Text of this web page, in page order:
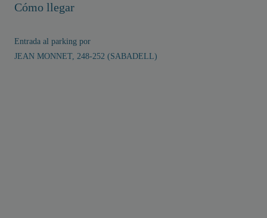
Cómo llegar
Entrada al parking por
JEAN MONNET, 248-252 (SABADELL)